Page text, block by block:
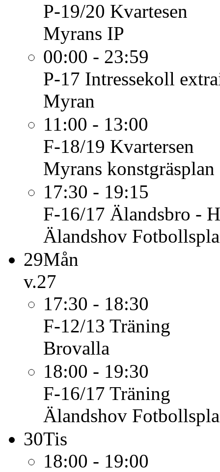
P-19/20 Kvartesen
Myrans IP
00:00 - 23:59
P-17 Intressekoll
Myran
11:00 - 13:00
F-18/19 Kvartersen
Myrans konstgräsplan
17:30 - 19:15
F-16/17 Älandsbro -
Älandshov
29Mån
v.27
17:30 - 18:30
F-12/13 Träning
Brovalla
18:00 - 19:30
F-16/17 Träning
Älandshov
30Tis
18:00 - 19:00